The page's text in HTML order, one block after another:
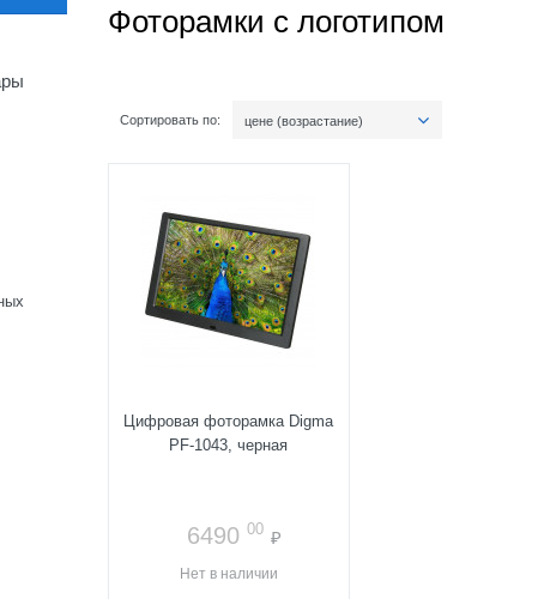
Фоторамки с логотипом
Сортировать по: цене (возрастание)
Цифровая фоторамка Digma
PF-1043, черная
6490 00 ₽
Нет в наличии